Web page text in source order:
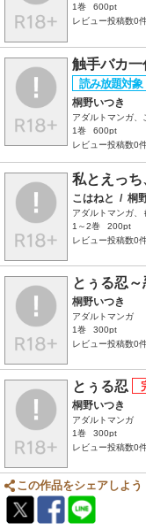
1巻
600pt
レビュー投稿数0
触手バカ一
桐野いつき
アダルトマンガ、
1巻
600pt
レビュー投稿数0
私とえっち
こはねと / 桐
アダルトマンガ、
1～2巻
200pt
レビュー投稿数0
とぅる忍
桐野いつき
アダルトマンガ
1巻
300pt
レビュー投稿数0
とぅる忍
桐野いつき
アダルトマンガ
1巻
300pt
レビュー投稿数0
この作品をシェアしよう